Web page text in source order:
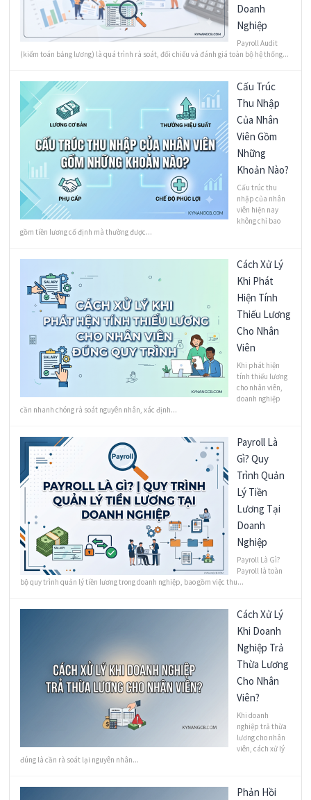
Doanh
Nghiệp
Payroll Audit
(kiểm toán bảng lương) là quá trình rà soát, đối chiếu và đánh giá toàn bộ hệ thống...
Cấu Trúc
Thu Nhập
Của Nhân
Viên Gồm
Những
Khoản Nào?
Cấu trúc thu
nhập của nhân
viên hiện nay
không chỉ bao
gồm tiền lương cố định mà thường được...
Cách Xử Lý
Khi Phát
Hiện Tính
Thiếu Lương
Cho Nhân
Viên
Khi phát hiện
tính thiếu lương
cho nhân viên,
doanh nghiệp
cần nhanh chóng rà soát nguyên nhân, xác định...
Payroll Là
Gì? Quy
Trình Quản
Lý Tiền
Lương Tại
Doanh
Nghiệp
Payroll Là Gì?
Payroll là toàn
bộ quy trình quản lý tiền lương trong doanh nghiệp, bao gồm việc thu...
Cách Xử Lý
Khi Doanh
Nghiệp Trả
Thừa Lương
Cho Nhân
Viên?
Khi doanh
nghiệp trả thừa
lương cho nhân
viên, cách xử lý
đúng là cần rà soát lại nguyên nhân...
Phản Hồi